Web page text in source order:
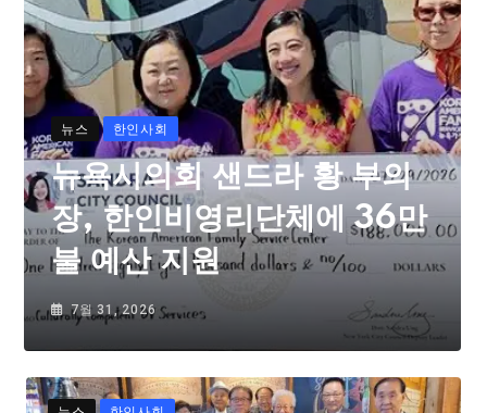
뉴스 한인사회
뉴욕시의회 샌드라 황 부의
장, 한인비영리단체에 36만
불 예산 지원
7월 31, 2026